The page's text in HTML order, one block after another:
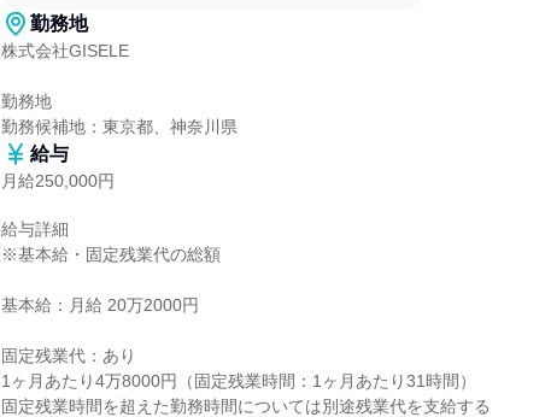
勤務地
株式会社GISELE
勤務地
勤務候補地：東京都、神奈川県
給与
月給250,000円
給与詳細
※基本給・固定残業代の総額
基本給：月給 20万2000円
固定残業代：あり
1ヶ月あたり4万8000円（固定残業時間：1ヶ月あたり31時間）
固定残業時間を超えた勤務時間については別途残業代を支給する